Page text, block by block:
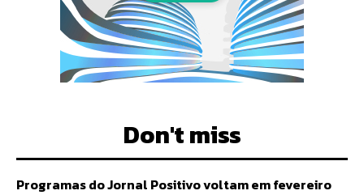
Don't miss
Programas do Jornal Positivo voltam em fevereiro